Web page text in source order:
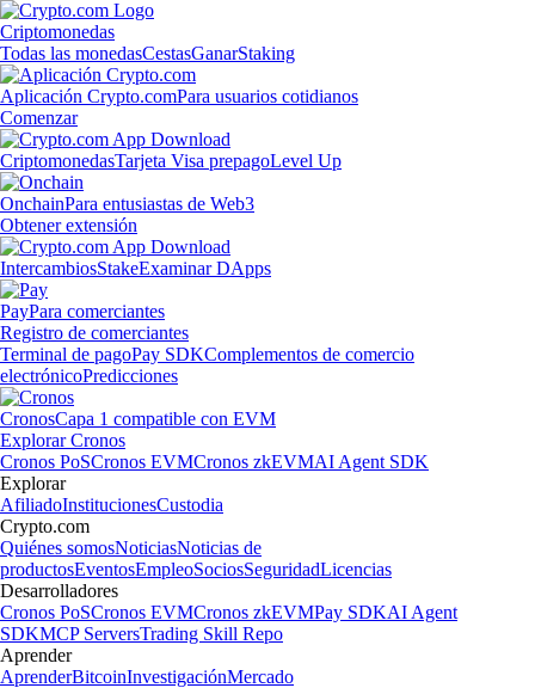
Criptomonedas
Todas las monedasCestasGanarStaking
Aplicación Crypto.comPara usuarios cotidianos
Comenzar
CriptomonedasTarjeta Visa prepagoLevel Up
OnchainPara entusiastas de Web3
Obtener extensión
IntercambiosStakeExaminar DApps
PayPara comerciantes
Registro de comerciantes
Terminal de pagoPay SDKComplementos de comercio
electrónicoPredicciones
CronosCapa 1 compatible con EVM
Explorar Cronos
Cronos PoSCronos EVMCronos zkEVMAI Agent SDK
Explorar
AfiliadoInstitucionesCustodia
Crypto.com
Quiénes somosNoticiasNoticias de
productosEventosEmpleoSociosSeguridadLicencias
Desarrolladores
Cronos PoSCronos EVMCronos zkEVMPay SDKAI Agent
SDKMCP ServersTrading Skill Repo
Aprender
AprenderBitcoinInvestigaciónMercado